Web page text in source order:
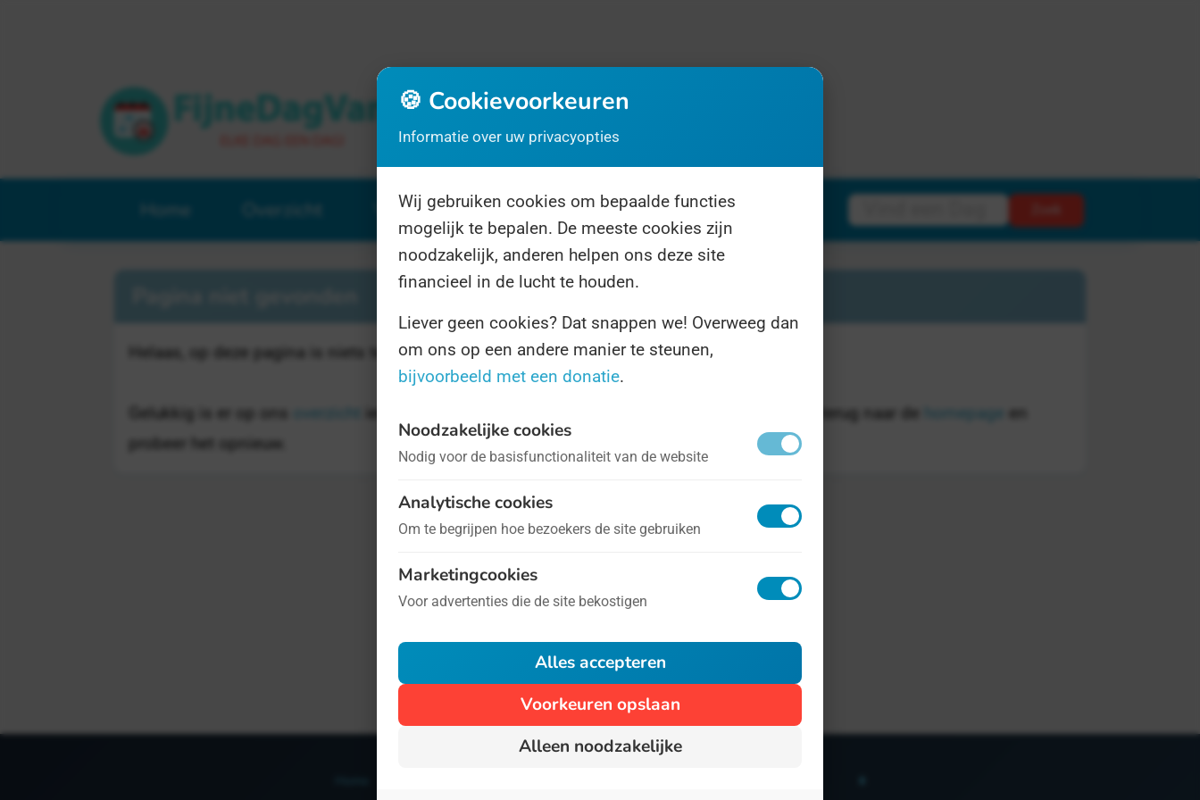
Home Overzicht Verrassingsdag Over ons Volg ons
Helaas, op deze pagina is niets te beleven.
Gelukkig is er op ons iedere Dag iets te vieren, dus ga daar snel heen! Of navigeer terug naar de homepage
en
probeer het opnieuw.
🍪 Cookievoorkeuren
Informatie over uw privacyopties
Wij gebruiken cookies om bepaalde functies
mogelijk te bepalen. De meeste cookies zijn
noodzakelijk, anderen helpen ons deze site
financieel in de lucht te houden.
Liever geen cookies? Dat snappen we! Overweeg dan
om ons op een andere manier te steunen,
bijvoorbeeld met een donatie.
Noodzakelijke cookies
Nodig voor de basisfunctionaliteit van de website
Analytische cookies
Om te begrijpen hoe bezoekers de site gebruiken
Marketingcookies
Voor advertenties die de site bekostigen
Alles accepteren
Voorkeuren opslaan
Alleen noodzakelijke